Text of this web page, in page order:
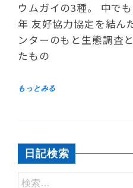
ウムガイの3種。 中で
年 友好協力協定を結ん
ンターのもと生態調査
たもの
日記検索